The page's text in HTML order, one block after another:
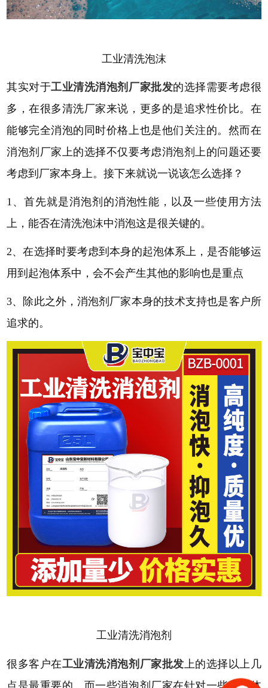
工业清洗泡沫
其实对于工业清洗消泡剂厂家批发的选择需要考虑很
多，在很多清洗厂家来说，更多的是追求性价比。在
能够完全消泡的同时价格上也是他们关注的。然而在
消泡剂厂家上的选择不仅要考虑消泡剂上的问题还要
考虑到厂家本身上。接下来就说一说该怎么选择？
1、首先就是消泡剂的消泡性能，以及一些使用方法
上，能否在清洗泡沫中消泡这是很关键的。
2、在选择时要考虑到本身的起泡体系上，是否能够运
用到起泡体系中，会不会产生其他的影响也是重点
3、除此之外，消泡剂厂家本身的技术支持也是客户所
追求的。
工业清洗消泡剂
很多客户在工业清洗消泡剂厂家批发 上的选择以上几
点是最重要的。而一些消泡剂厂家在针对一些起泡体